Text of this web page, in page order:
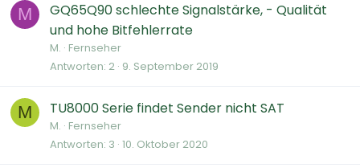
M
GQ65Q90 schlechte Signalstärke, - Qualität
und hohe Bitfehlerrate
M. Fernseher
Antworten 2 9. September 2019
M TU8000 Serie findet Sender nicht SAT
M. Fernseher
Antworten 3 10. Oktober 2020